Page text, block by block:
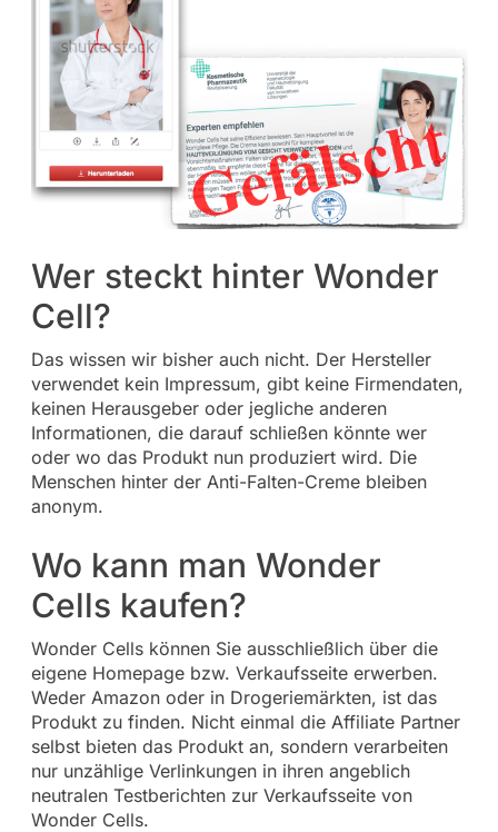
Wer steckt hinter Wonder
Cell?
Das wissen wir bisher auch nicht. Der Hersteller
verwendet kein Impressum, gibt keine Firmendaten,
keinen Herausgeber oder jegliche anderen
Informationen, die darauf schließen könnte wer
oder wo das Produkt nun produziert wird. Die
Menschen hinter der Anti-Falten-Creme bleiben
anonym.
Wo kann man Wonder
Cells kaufen?
Wonder Cells können Sie ausschließlich über die
eigene Homepage bzw. Verkaufsseite erwerben.
Weder Amazon oder in Drogeriemärkten, ist das
Produkt zu finden. Nicht einmal die Affiliate Partner
selbst bieten das Produkt an, sondern verarbeiten
nur unzählige Verlinkungen in ihren angeblich
neutralen Testberichten zur Verkaufsseite von
Wonder Cells.